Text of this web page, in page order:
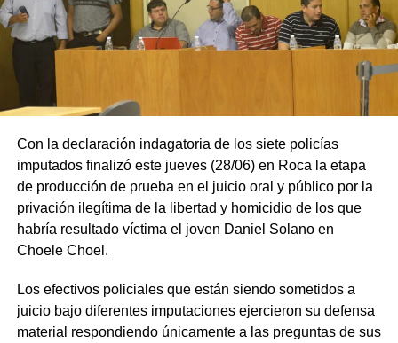
Con la declaración indagatoria de los siete policías
imputados finalizó este jueves (28/06) en Roca la etapa
de producción de prueba en el juicio oral y público por la
privación ilegítima de la libertad y homicidio de los que
habría resultado víctima el joven Daniel Solano en
Choele Choel.
Los efectivos policiales que están siendo sometidos a
juicio bajo diferentes imputaciones ejercieron su defensa
material respondiendo únicamente a las preguntas de sus